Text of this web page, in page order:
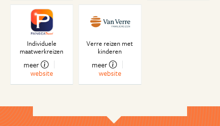
Individuele
maatwerkreizen
meer
website
Verre reizen met
kinderen
meer
website